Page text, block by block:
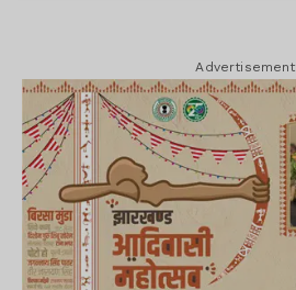
Advertisement